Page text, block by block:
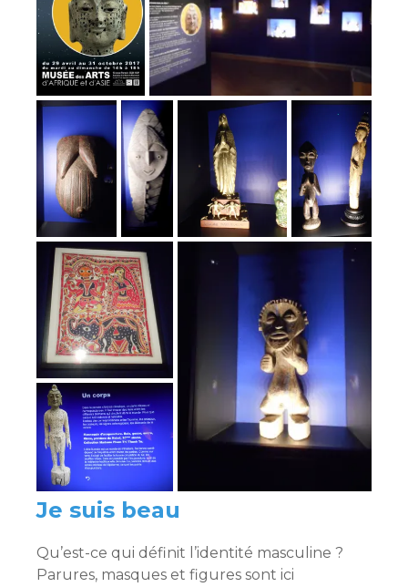
Je suis beau
Qu’est-ce qui définit l’identité masculine ?
Parures, masques et figures sont ici